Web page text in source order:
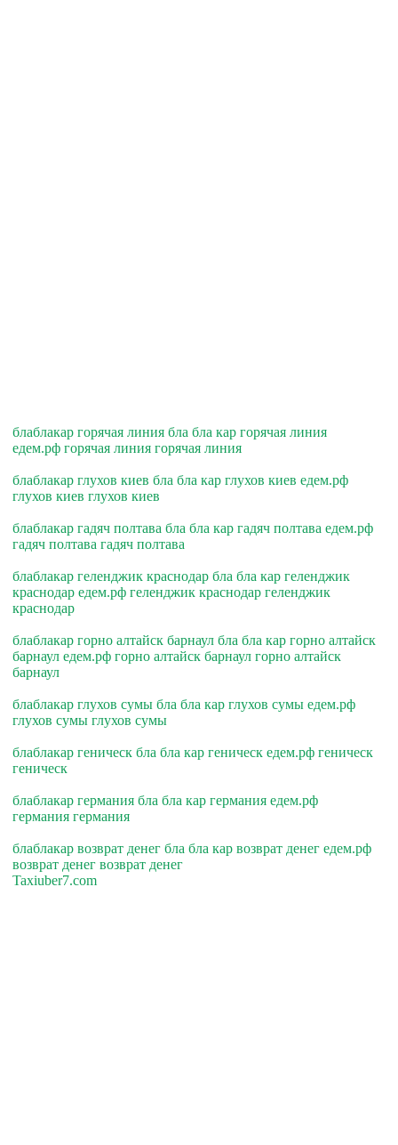
блаблакар горячая линия бла бла кар горячая линия
едем.рф горячая линия горячая линия
блаблакар глухов киев бла бла кар глухов киев едем.рф
глухов киев глухов киев
блаблакар гадяч полтава бла бла кар гадяч полтава едем.рф
гадяч полтава гадяч полтава
блаблакар геленджик краснодар бла бла кар геленджик
краснодар едем.рф геленджик краснодар геленджик
краснодар
блаблакар горно алтайск барнаул бла бла кар горно алтайск
барнаул едем.рф горно алтайск барнаул горно алтайск
барнаул
блаблакар глухов сумы бла бла кар глухов сумы едем.рф
глухов сумы глухов сумы
блаблакар геническ бла бла кар геническ едем.рф геническ
геническ
блаблакар германия бла бла кар германия едем.рф
германия германия
блаблакар возврат денег бла бла кар возврат денег едем.рф
возврат денег возврат денег
Taxiuber7.com